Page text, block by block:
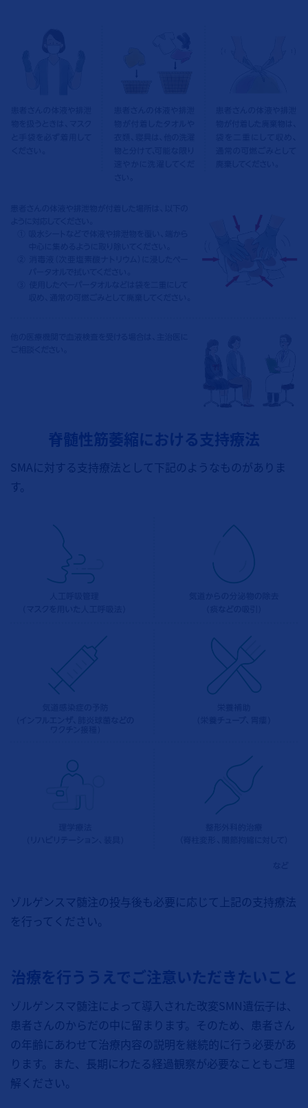
脊髄性筋萎縮における支持療法
SMAに対する支持療法として下記のようなものがありま
す。
ゾルゲンスマ髄注の投与後も必要に応じて上記の支持療法
を行ってください。
治療を行ううえでご注意いただきたいこと
ゾルゲンスマ髄注によって導入された改変SMN遺伝子は、
患者さんのからだの中に留まります。そのため、患者さん
の年齢にあわせて治療内容の説明を継続的に行う必要があ
ります。また、長期にわたる経過観察が必要なこともご理
解ください。